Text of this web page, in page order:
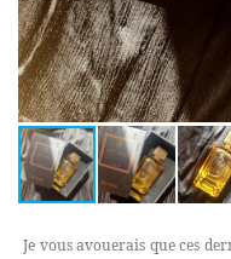
Je vous avouerais que ces